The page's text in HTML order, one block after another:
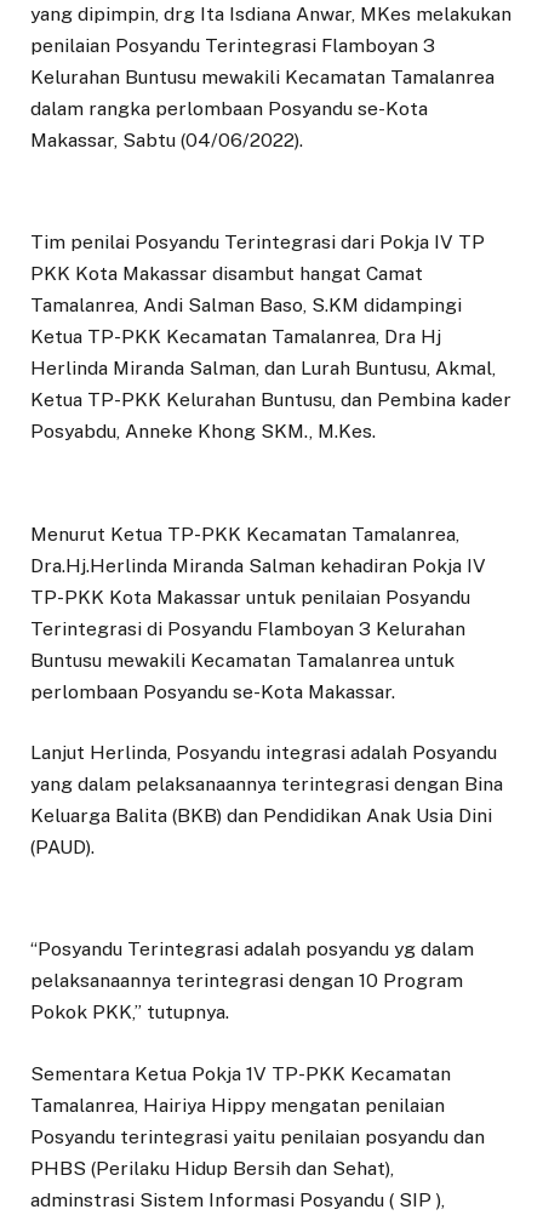
yang dipimpin, drg Ita Isdiana Anwar, MKes melakukan
penilaian Posyandu Terintegrasi Flamboyan 3
Kelurahan Buntusu mewakili Kecamatan Tamalanrea
dalam rangka perlombaan Posyandu se-Kota
Makassar, Sabtu (04/06/2022).
Tim penilai Posyandu Terintegrasi dari Pokja IV TP
PKK Kota Makassar disambut hangat Camat
Tamalanrea, Andi Salman Baso, S.KM didampingi
Ketua TP-PKK Kecamatan Tamalanrea, Dra Hj
Herlinda Miranda Salman, dan Lurah Buntusu, Akmal,
Ketua TP-PKK Kelurahan Buntusu, dan Pembina kader
Posyabdu, Anneke Khong SKM., M.Kes.
Menurut Ketua TP-PKK Kecamatan Tamalanrea,
Dra.Hj.Herlinda Miranda Salman kehadiran Pokja IV
TP-PKK Kota Makassar untuk penilaian Posyandu
Terintegrasi di Posyandu Flamboyan 3 Kelurahan
Buntusu mewakili Kecamatan Tamalanrea untuk
perlombaan Posyandu se-Kota Makassar.
Lanjut Herlinda, Posyandu integrasi adalah Posyandu
yang dalam pelaksanaannya terintegrasi dengan Bina
Keluarga Balita (BKB) dan Pendidikan Anak Usia Dini
(PAUD).
“Posyandu Terintegrasi adalah posyandu yg dalam
pelaksanaannya terintegrasi dengan 10 Program
Pokok PKK,” tutupnya.
Sementara Ketua Pokja 1V TP-PKK Kecamatan
Tamalanrea, Hairiya Hippy mengatan penilaian
Posyandu terintegrasi yaitu penilaian posyandu dan
PHBS (Perilaku Hidup Bersih dan Sehat),
adminstrasi Sistem Informasi Posyandu ( SIP ),